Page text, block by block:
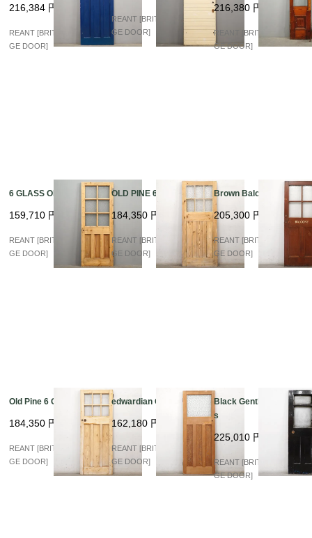
216,384 円
REANT [BRITISH VINTA
GE DOOR]
REANT [BRITISH VINTA
GE DOOR]
216,380 円
REANT [BRITISH VINTA
GE DOOR]
6 GLASS OLD PINE
159,710 円
REANT [BRITISH VINTA
GE DOOR]
OLD PINE 6 GLASS
184,350 円
REANT [BRITISH VINTA
GE DOOR]
Brown Balcony Glass
205,300 円
REANT [BRITISH VINTA
GE DOOR]
Old Pine 6 Glass
184,350 円
REANT [BRITISH VINTA
GE DOOR]
edwardian Old Pine
162,180 円
REANT [BRITISH VINTA
GE DOOR]
Black Gentleman Glas
s
225,010 円
REANT [BRITISH VINTA
GE DOOR]